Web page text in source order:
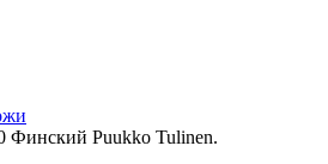
Финский Puukko Tulinen.